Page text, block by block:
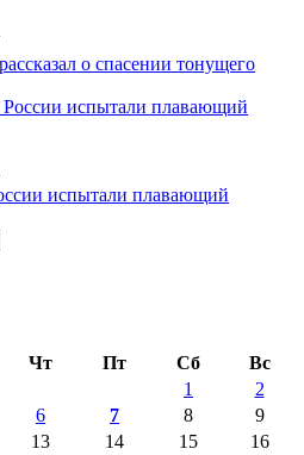
о спасении тонущего
испытали плавающий
Чт Пт Сб
Вс
1
2
6 7 8
9
13 14 15
16